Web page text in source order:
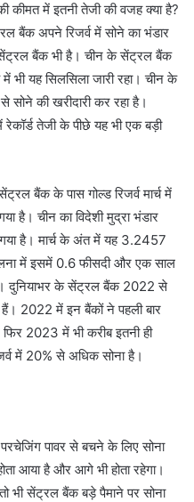
कीमत में इतनी तेजी की वजह क्या है?
बैंक अपने रिजर्व में सोने का भंडार
बैंक भी है। चीन के सेंट्रल बैंक
भी यह सिलसिला जारी रहा। चीन के
सोने की खरीदारी कर रहा है।
तेजी के पीछे यह भी एक बड़ी
बैंक के पास गोल्ड रिजर्व मार्च में
है। चीन का विदेशी मुद्रा भंडार
है। मार्च के अंत में यह 3.2457
में इसमें 0.6 फीसदी और एक साल
दुनियाभर के सेंट्रल बैंक 2022 से
2022 में इन बैंकों ने पहली बार
2023 में भी करीब इतनी ही
में 20% से अधिक सोना है।
पावर से बचने के लिए सोना
आया है और आगे भी होता रहेगा।
भी सेंट्रल बैंक बड़े पैमाने पर सोना